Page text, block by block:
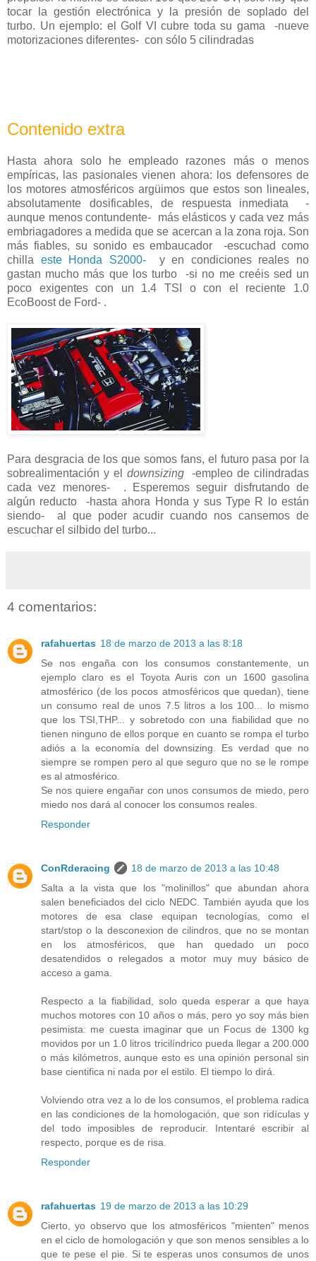
tocar la gestión electrónica y la presión de soplado del
turbo. Un ejemplo: el Golf VI cubre toda su gama -nueve
motorizaciones diferentes- con sólo 5 cilindradas
Contenido extra
Hasta ahora solo he empleado razones más o menos
empíricas, las pasionales vienen ahora: los defensores de
los motores atmosféricos argüimos que estos son lineales,
absolutamente dosificables, de respuesta inmediata -
aunque menos contundente- más elásticos y cada vez más
embriagadores a medida que se acercan a la zona roja. Son
más fiables, su sonido es embaucador -escuchad como
chilla este Honda S2000-y en condiciones reales no
gastan mucho más que los turbo -si no me creéis sed un
poco exigentes con un 1.4 TSI o con el reciente 1.0
EcoBoost de Ford- .
Para desgracia de los que somos fans, el futuro pasa por la
sobrealimentación y el downsizing-empleo de cilindradas
cada vez menores- . Esperemos seguir disfrutando de
algún reducto -hasta ahora Honda y sus Type R lo están
siendo- al que poder acudir cuando nos cansemos de
escuchar el silbido del turbo...
4 comentarios:
rafahuertas 18 de marzo de 2013 a las 8:18
Se nos engaña con los consumos constantemente, un
ejemplo claro es el Toyota Auris con un 1600 gasolina
atmosférico (de los pocos atmosféricos que quedan), tiene
un consumo real de unos 7.5 litros a los 100... lo mismo
que los TSI,THP... y sobretodo con una fiabilidad que no
tienen ninguno de ellos porque en cuanto se rompa el turbo
adiós a la economía del downsizing. Es verdad que no
siempre se rompen pero al que seguro que no se le rompe
es al atmosférico.
Se nos quiere engañar con unos consumos de miedo, pero
miedo nos dará al conocer los consumos reales.
Responder
ConRderacing
18 de marzo de 2013 a las 10:48
Salta a la vista que los "molinillos" que abundan ahora
salen beneficiados del ciclo NEDC. También ayuda que los
motores de esa clase equipan tecnologías, como el
start/stop o la desconexion de cilindros, que no se montan
en los atmosféricos, que han quedado un poco
desatendidos o relegados a motor muy muy básico de
acceso a gama.
Respecto a la fiabilidad, solo queda esperar a que haya
muchos motores con 10 años o más, pero yo soy más bien
pesimista: me cuesta imaginar que un Focus de 1300 kg
movidos por un 1.0 litros tricilíndrico pueda llegar a 200.000
o más kilómetros, aunque esto es una opinión personal sin
base cientifica ni nada por el estilo. El tiempo lo dirá.
Volviendo otra vez a lo de los consumos, el problema radica
en las condiciones de la homologación, que son ridículas y
del todo imposibles de reproducir. Intentaré escribir al
respecto, porque es de risa.
Responder
rafahuertas 19 de marzo de 2013 a las 10:29
Cierto, yo observo que los atmosféricos "mienten" menos
en el ciclo de homologación y que son menos sensibles a lo
que te pese el pie. Si te esperas unos consumos de unos